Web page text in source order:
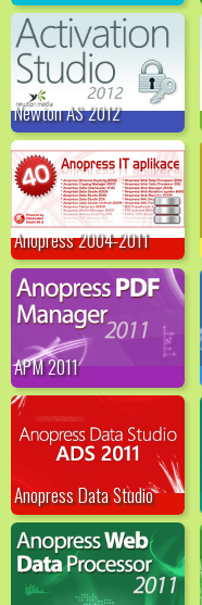
Newton AS 2012
Anopress 2004-2011
APM 2011
Anopress Data Studio